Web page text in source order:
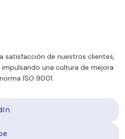
satisfacción de nuestros clientes,
una cultura de mejora
ISO 9001.